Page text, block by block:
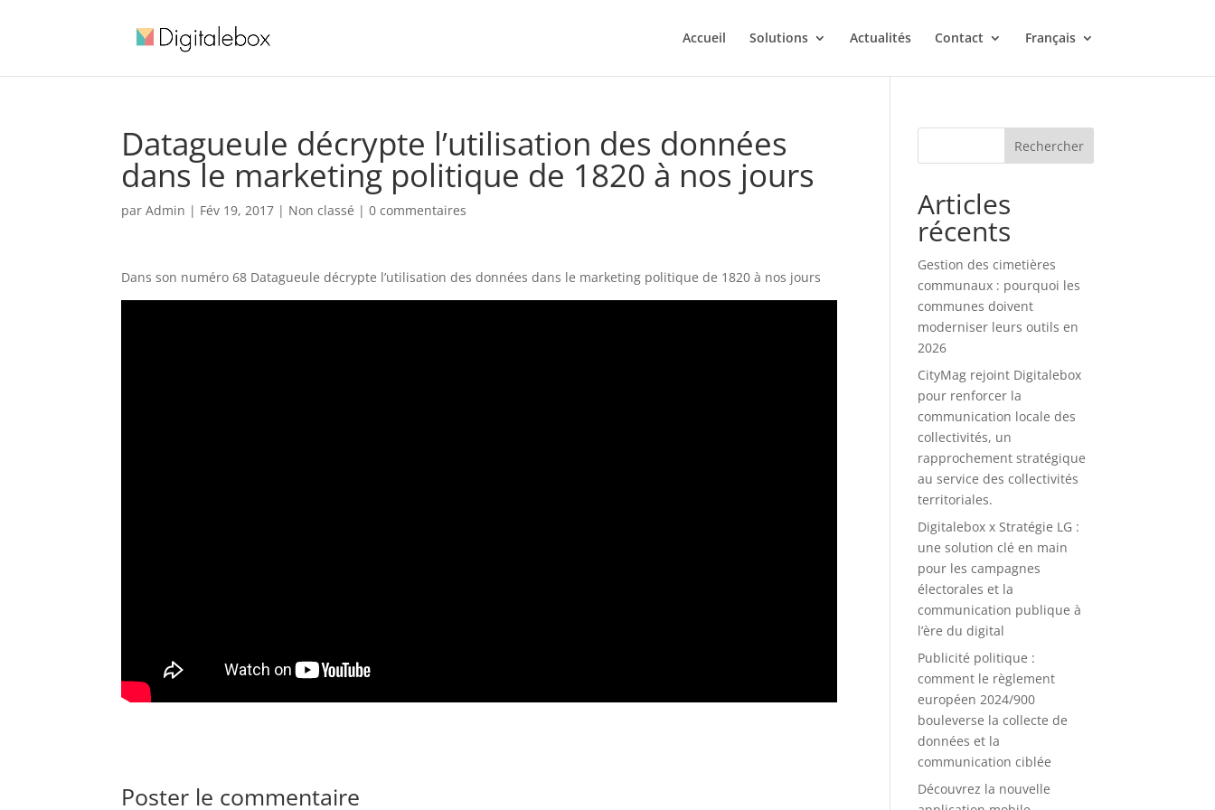
Accueil Solutions Actualités Contact Français
Datagueule décrypte l’utilisation des données
dans le marketing politique de 1820 à nos jours
parAdmin | Fév 19, 2017 | Non classé |0 commentaires
Dans son numéro 68 Datagueule décrypte l’utilisation des données dans le marketing politique de 1820 à nos jours
Poster le commentaire
Rechercher
Articles
récents
Gestion des cimetières
communaux : pourquoi les
communes doivent
moderniser leurs outils en
2026
CityMag rejoint Digitalebox
pour renforcer la
communication locale des
collectivités, un
rapprochement stratégique
au service des collectivités
territoriales.
Digitalebox x Stratégie LG :
une solution clé en main
pour les campagnes
électorales et la
communication publique à
l’ère du digital
Publicité politique :
comment le règlement
européen 2024/900
bouleverse la collecte de
données et la
communication ciblée
Découvrez la nouvelle